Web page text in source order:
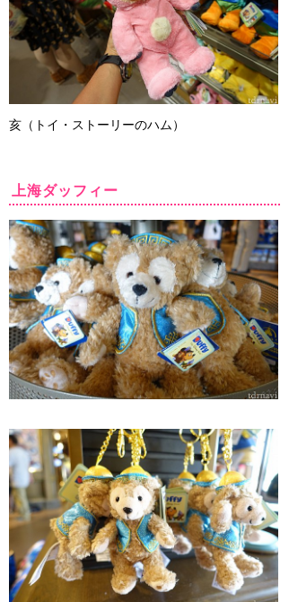
亥（トイ・ストーリーのハム）
上海ダッフィー